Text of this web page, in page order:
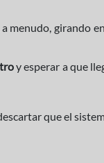
menudo, girando
y esperar a que
que el